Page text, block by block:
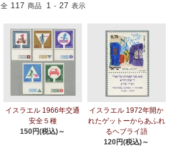
全 117 商品 1 - 27 表示
イスラエル 1966年交通
安全５種
150円(税込)～
イスラエル 1972年開か
れたゲットーからあふれ
るヘブライ語
120円(税込)～